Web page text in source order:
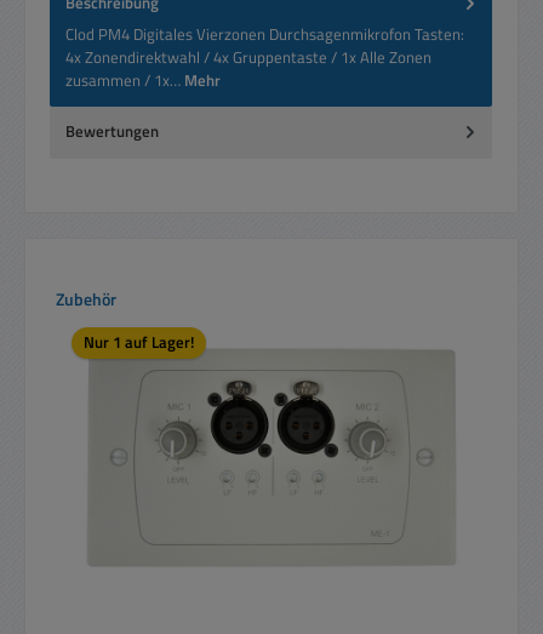
Clod PM4 Digitales Vierzonen Durchsagenmikrofon Tasten:
4x Zonendirektwahl / 4x Gruppentaste / 1x Alle Zonen
zusammen / 1x… Mehr
Bewertungen
Produktgalerie überspringen
Zubehör
Nur 1 auf Lager!